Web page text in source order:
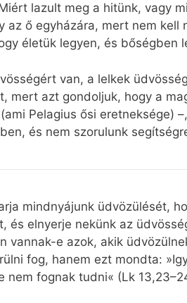
lazult meg a hitünk, vagy
az ő egyházára, mert nem
életük legyen, és bőségben
van, a lelkek
mert azt gondoljuk, hogy a
Pelagius ősi eretneksége)
és nem szorulunk
mindnyájunk üdvözülését,
és elnyerje nekünk az
vannak-e azok, akik
fog, hanem ezt mondta:
nem fognak tudni« (Lk